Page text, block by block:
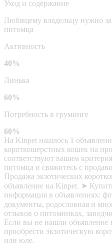
Уход и содержание
Любящему владельцу нужно
питомца
Активность
40%
Линька
60%
Потребность в груминге
60%
На Kinpet нашлось 1
короткошерстных кошек на
соответствуют вашим
питомца и свяжитесь с
Продажа экзотических
объявление на Kinpet. ➤
информация в объявлениях:
документы, родословная и
отзывов о питомниках,
Если вы не нашли объявление
приобрести экзотическую
или юле.